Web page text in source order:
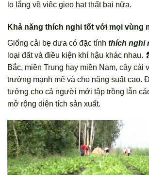
lo lắng về việc gieo hạt thất bại nữa.
Khả năng thích nghi tốt với mọi vùng
Giống cải bẹ dưa có đặc tính thích nghi
loại đất và điều kiện khí hậu khác
Bắc, miền Trung hay miền Nam, cây cải
trưởng mạnh mẽ và cho năng suất cao.
tưởng cho cả người mới tập trồng lẫn
mở rộng diện tích sản xuất.